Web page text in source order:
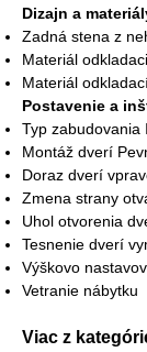
Dizajn a
Zadná stena z
Materiál
Materiál
Postavenie a
Typ zabudovania
Montáž dverí
Doraz dverí
Zmena strany
Uhol otvorenia
Tesnenie dverí
Výškovo
Vetranie nábytku
Viac z